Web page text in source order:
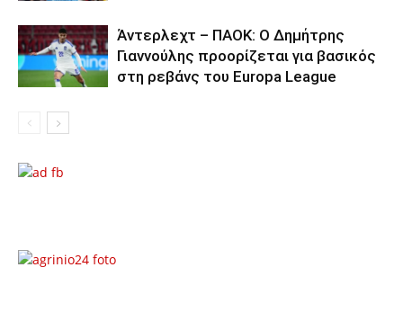
Άντερλεχτ – ΠΑΟΚ: Ο Δημήτρης
Γιαννούλης προορίζεται για βασικός
στη ρεβάνς του Europa League